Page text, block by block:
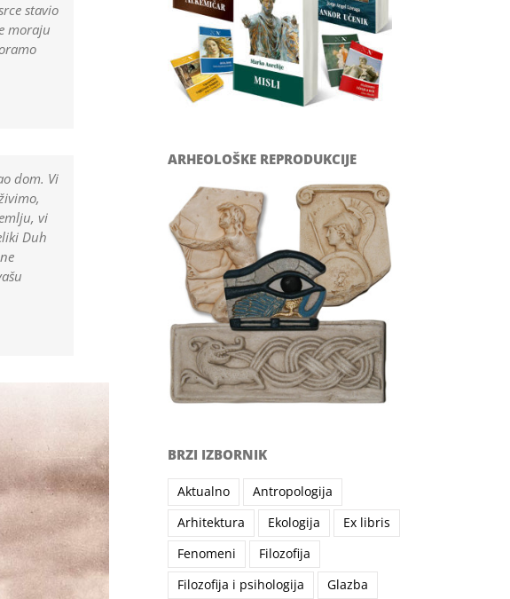
stavio
moraju
dom. Vi
vi
Duh
ARHEOLOŠKE REPRODUKCIJE
BRZI IZBORNIK
Aktualno
Antropologija
Arhitektura
Ekologija
Ex libris
Fenomeni
Filozofija
Filozofija i psihologija
Glazba